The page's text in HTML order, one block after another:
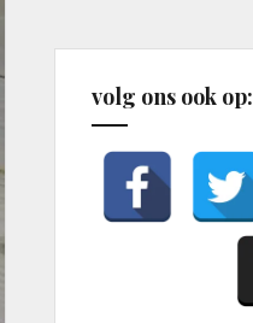
volg ons ook op: